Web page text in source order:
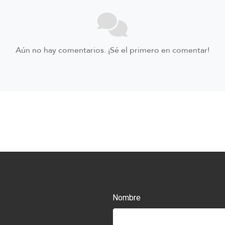
Aún no hay comentarios. ¡Sé el primero en comentar!
Nombre